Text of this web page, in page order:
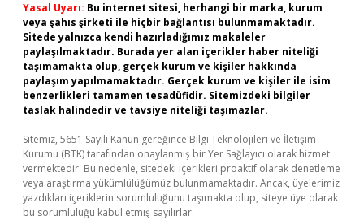
Yasal Uyarı: Bu internet sitesi, herhangi bir marka, kurum
veya şahıs şirketi ile hiçbir bağlantısı bulunmamaktadır.
Sitede yalnızca kendi hazırladığımız makaleler
paylaşılmaktadır. Burada yer alan içerikler haber niteliği
taşımamakta olup, gerçek kurum ve kişiler hakkında
paylaşım yapılmamaktadır. Gerçek kurum ve kişiler ile isim
benzerlikleri tamamen tesadüfidir. Sitemizdeki bilgiler
taslak halindedir ve tavsiye niteliği taşımazlar.
Sitemiz, 5651 Sayılı Kanun gereğince Bilgi Teknolojileri ve İletişim
Kurumu (BTK) tarafından onaylanmış bir Yer Sağlayıcı olarak hizmet
vermektedir. Bu nedenle, sitedeki içerikleri proaktif olarak denetleme
veya araştırma yükümlülüğümüz bulunmamaktadır. Ancak, üyelerimiz
yazdıkları içeriklerin sorumluluğunu taşımakta olup, siteye üye olarak
bu sorumluluğu kabul etmiş sayılırlar.